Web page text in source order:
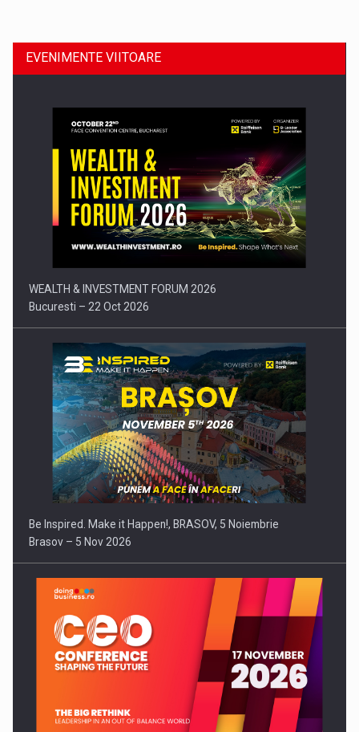
Comunicat de presa: Joburile part-time reincep sa intre pe…
EVENIMENTE VIITOARE
WEALTH & INVESTMENT FORUM 2026
Bucuresti – 22 Oct 2026
Be Inspired. Make it Happen!, BRASOV, 5 Noiembrie
Brasov – 5 Nov 2026